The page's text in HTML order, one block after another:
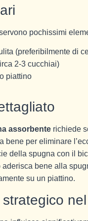
pochissimi
(preferibilmente di
2-3 cucchiai)
piattino
assorbente richiede
bene per eliminare
della spugna con il
bene alla
su un piattino.